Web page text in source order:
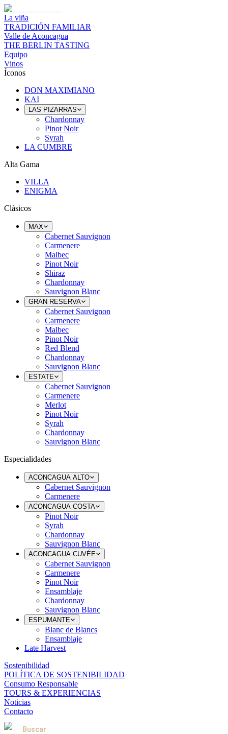
La viña
TRADICIÓN FAMILIAR
Valle de Aconcagua
THE BERLIN TASTING
Equipo
Vinos
Íconos
DON MAXIMIANO
KAI
LAS PIZARRAS
Chardonnay
Pinot Noir
Syrah
LA CUMBRE
Alta Gama
VILLA
ENIGMA
Clásicos
MAX
Cabernet Sauvignon
Carmenere
Malbec
Pinot Noir
Shiraz
Chardonnay
Sauvignon Blanc
GRAN RESERVA
Cabernet Sauvignon
Carmenere
Malbec
Pinot Noir
Red Blend
Chardonnay
Sauvignon Blanc
ESTATE
Cabernet Sauvignon
Carmenere
Merlot
Pinot Noir
Syrah
Chardonnay
Sauvignon Blanc
Especialidades
ACONCAGUA ALTO
Cabernet Sauvignon
Carmenere
ACONCAGUA COSTA
Pinot Noir
Syrah
Chardonnay
Sauvignon Blanc
ACONCAGUA CUVÉE
Cabernet Sauvignon
Carmenere
Pinot Noir
Ensamblaje
Chardonnay
Sauvignon Blanc
ESPUMANTE
Blanc de Blancs
Ensamblaje
Late Harvest
Sostenibilidad
POLÍTICA DE SOSTENIBILIDAD
Consumo Responsable
TOURS & EXPERIENCIAS
Noticias
Contacto
Buscar